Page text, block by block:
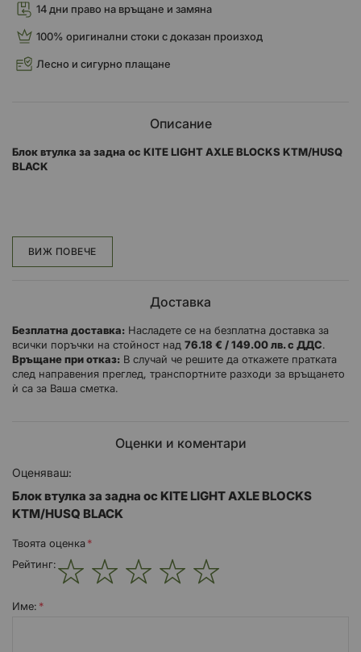
14 дни право на връщане и замяна
100% оригинални стоки с доказан произход
Лесно и сигурно плащане
Описание
Блок втулка за задна ос KITE LIGHT AXLE BLOCKS KTM/HUSQ
BLACK
местите винта за настройка на веригата
ВИЖ ПОВЕЧЕ
Доставка
Безплатна доставка: Насладете се на безплатна доставка за
всички поръчки на стойност над 76.18 € / 149.00 лв. с ДДС.
Връщане при отказ: В случай че решите да откажете пратката
след направения преглед, транспортните разходи за връщането
ѝ са за Ваша сметка.
Оценки и коментари
Оценяваш:
Блок втулка за задна ос KITE LIGHT AXLE BLOCKS
KTM/HUSQ BLACK
Твоята оценка
Рейтинг:
Име: